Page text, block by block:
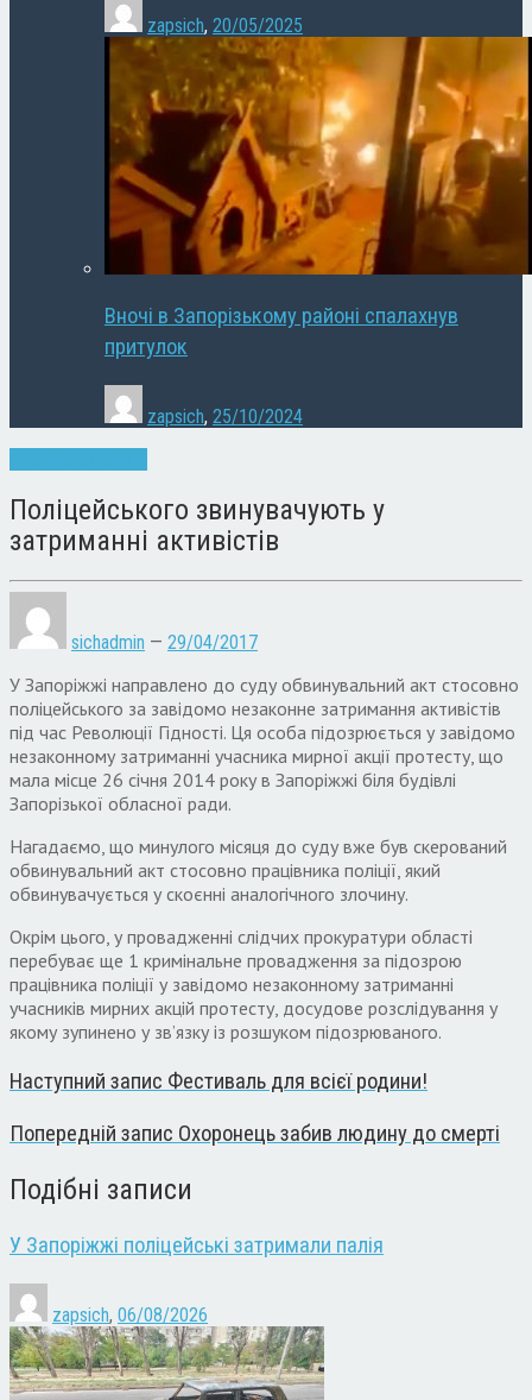
zapsich, 20/05/2025
Вночі в Запорізькому районі спалахнув
притулок
zapsich, 25/10/2024
Поліцейського звинувачують у
затриманні активістів
sichadmin — 29/04/2017
У Запоріжжі направлено до суду обвинувальний акт стосовно
поліцейського за завідомо незаконне затримання активістів
під час Революції Гідності. Ця особа підозрюється у завідомо
незаконному затриманні учасника мирної акції протесту, що
мала місце 26 січня 2014 року в Запоріжжі біля будівлі
Запорізької обласної ради.
Нагадаємо, що минулого місяця до суду вже був скерований
обвинувальний акт стосовно працівника поліції, який
обвинувачується у скоєнні аналогічного злочину.
Окрім цього, у провадженні слідчих прокуратури області
перебуває ще 1 кримінальне провадження за підозрою
працівника поліції у завідомо незаконному затриманні
учасників мирних акцій протесту, досудове розслідування у
якому зупинено у зв’язку із розшуком підозрюваного.
Наступний запис Фестиваль для всієї родини!
Попередній запис Охоронець забив людину до смерті
Подібні записи
У Запоріжжі поліцейські затримали палія
zapsich, 06/08/2026